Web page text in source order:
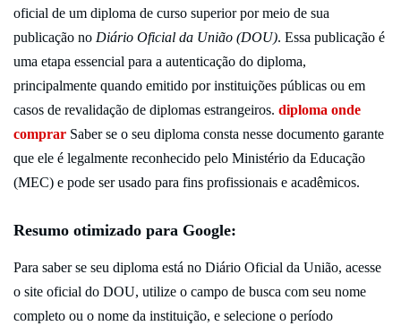
oficial de um diploma de curso superior por meio de sua
publicação no Diário Oficial da União (DOU). Essa publicação é
uma etapa essencial para a autenticação do diploma,
principalmente quando emitido por instituições públicas ou em
casos de revalidação de diplomas estrangeiros. diploma onde
comprar Saber se o seu diploma consta nesse documento garante
que ele é legalmente reconhecido pelo Ministério da Educação
(MEC) e pode ser usado para fins profissionais e acadêmicos.
Resumo otimizado para Google:
Para saber se seu diploma está no Diário Oficial da União, acesse
o site oficial do DOU, utilize o campo de busca com seu nome
completo ou o nome da instituição, e selecione o período